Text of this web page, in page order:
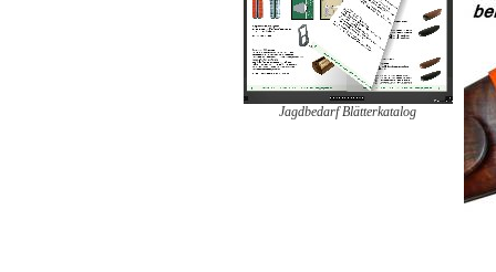
Jagdbedarf Blätterkatalog